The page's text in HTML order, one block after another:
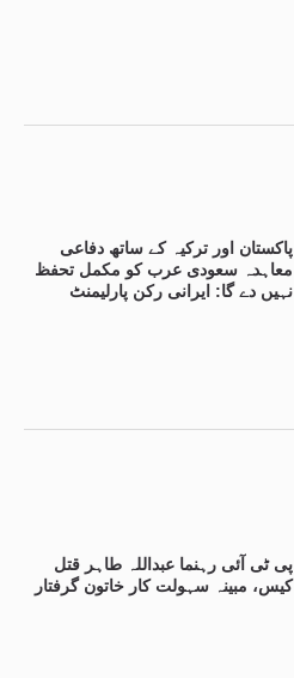
پاکستان اور ترکیہ کے ساتھ دفاعی
معاہدہ سعودی عرب کو مکمل تحفظ
نہیں دے گا: ایرانی رکن پارلیمنٹ
پی ٹی آئی رہنما عبداللہ طاہر قتل
کیس، مبینہ سہولت کار خاتون گرفتار